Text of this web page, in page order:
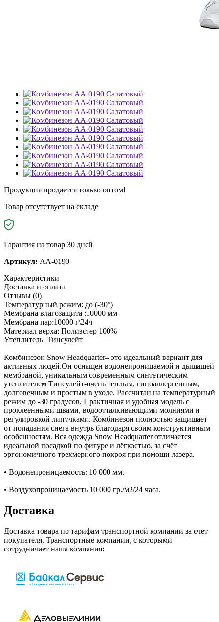
Продукция продается только оптом!
Товар отсутствует на складе
Гарантия на товар 30 дней
Артикул: AA-0190
Характеристики
Доставка и оплата
Отзывы (0)
Температурный режим: до (-30°)
Мембрана влагозащита :10000 мм
Мембрана пар:10000 г\24ч
Материал верха: Полиэстер 100%
Утеплитель: Тинсулейт
Комбинезон Snow Headquarter– это идеальный вариант для
активных людей.Он оснащен водонепроницаемой и дышащей
мембраной, уникальным современным синтетическим
утеплителем Тинсулейт-очень теплым, гипоаллергенным,
долговечным и простым в уходе. Рассчитан на температурный
режим до -30 градусов. Практичная и удобная модель с
проклеенными швами, водоотталкивающими молниями и
регулировкой липучками. Комбинезон полностью защищает
от попадания снега внутрь благодаря своим конструктивным
особенностям. Вся одежда Snow Headquarter отличается
идеальной посадкой по фигуре и лёгкостью, за счёт
эргономичного трехмерного покроя при помощи лазера.
• Водонепроницаемость: 10 000 мм.
• Воздухопроницаемость 10 000 гр./м2/24 часа.
Доставка
Доставка товара по тарифам транспортной компании за счет
покупателя. Транспортные компании, с которыми
сотрудничает наша компания: